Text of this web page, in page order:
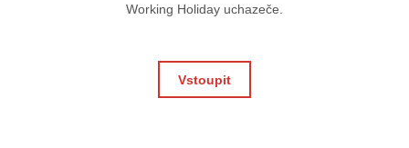
Working Holiday uchazeče.
Vstoupit